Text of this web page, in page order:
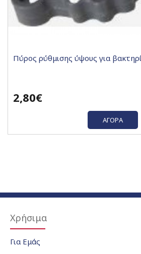
Πύρος ρύθμισης ύψους για
2,80€
ΑΓΟΡΆ
Χρήσιμα
Για Εμάς